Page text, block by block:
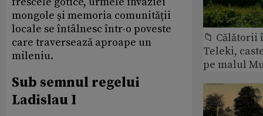
mongole și memoria comunității
locale se întâlnesc într-o poveste
care traversează aproape un
mileniu.
Sub semnul regelui
Ladislau I
📁 Călătorii
Teleki,
pe malul